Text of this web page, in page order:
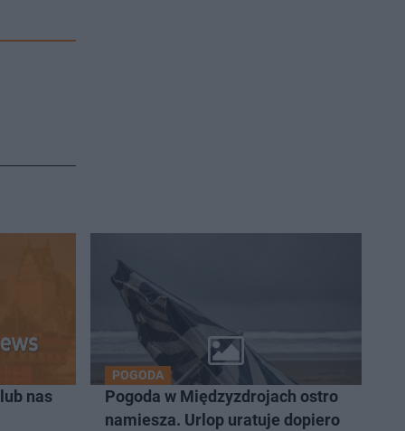
nas
POGODA
Pogoda w Międzyzdrojach ostro
namiesza. Urlop uratuje dopiero